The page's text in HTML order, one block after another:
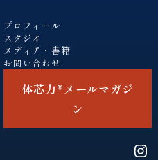
プロフィール
スタジオ
メディア・書籍
お問い合わせ
体芯力®︎メールマガジ
ン